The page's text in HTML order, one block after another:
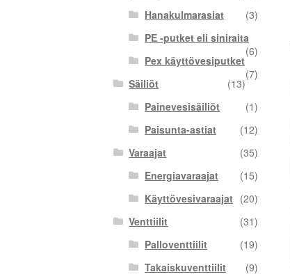
Hanakulmarasiat
(3)
PE -putket eli siniraita
(6)
Pex käyttövesiputket
(7)
Säiliöt
(13)
Painevesisäiliöt
(1)
Paisunta-astiat
(12)
Varaajat
(35)
Energiavaraajat
(15)
Käyttövesivaraajat (20)
Venttiilit
(31)
Palloventtiilit
(19)
Takaiskuventtiilit
(9)